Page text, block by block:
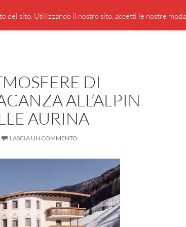
PRESENTAZIONE DI GIUSEPPE BORSOI
DI
ALL’ALPIN
AURINA
LASCIA UN COMMENTO
del sito. Utilizzando il nostro sito, accetti le nostre